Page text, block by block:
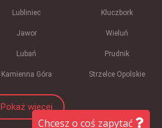
Lubliniec Kluczbork
Jawor Wieluń
Lubań Prudnik
Kamienna Góra Strzelce Opolskie
Pokaż więcej
Chcesz o coś zapytać